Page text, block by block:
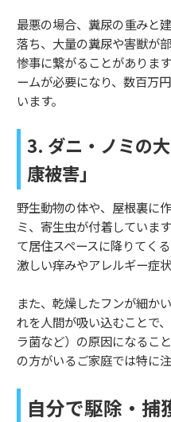
最悪の場合、糞尿の重みと
落ち、大量の糞尿や害獣が
惨事に繋がることがありま
ームが必要になり、数百万
います。
3. ダニ・ノミの
康被害」
野生動物の体や、屋根裏に
ミ、寄生虫が付着していま
て居住スペースに降りてく
激しい痒みやアレルギー症
また、乾燥したフンが細か
れを人間が吸い込むことで
ラ菌など）の原因になるこ
の方がいるご家庭では特に
自分で駆除・捕